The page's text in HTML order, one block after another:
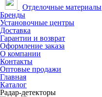
Отделочные материалы
Бренды
Установочные центры
Доставка
Гарантии и возврат
Оформление заказа
О компании
Контакты
Оптовые продажи
Главная
Каталог
Радар-детекторы